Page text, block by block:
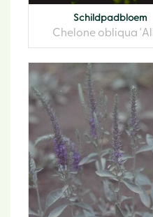
Schildpadbloem
Chelone obliqua